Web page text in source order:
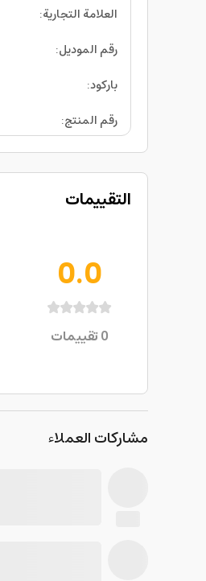
العلامة التجارية:
رقم الموديل:
باركود:
رقم المنتج:
التقييمات
0.0
0تقييمات
مشاركات العملاء